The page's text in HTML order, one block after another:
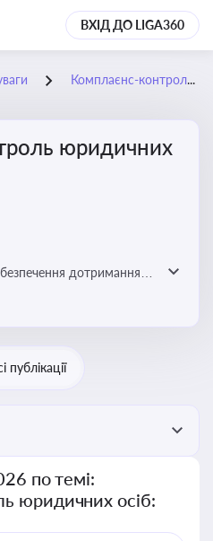
ВХІД ДО LIGA360
Комплаєнс-контроль юридичних осіб: кейси
юридичних
дотримання
запобігання
діяльності
публікації
по темі:
юридичних осіб: